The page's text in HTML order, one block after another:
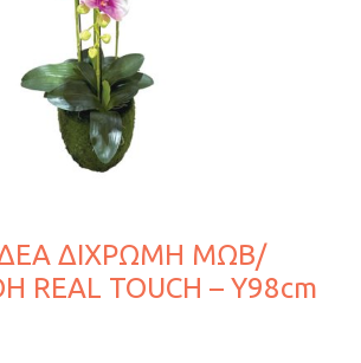
ΔΙΧΡΩΜΗ ΜΩΒ/
REAL TOUCH – Υ98cm